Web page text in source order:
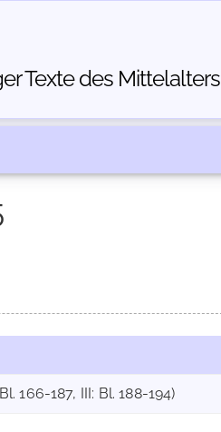
Texte des Mittelalters
166-187, III: Bl. 188-194)